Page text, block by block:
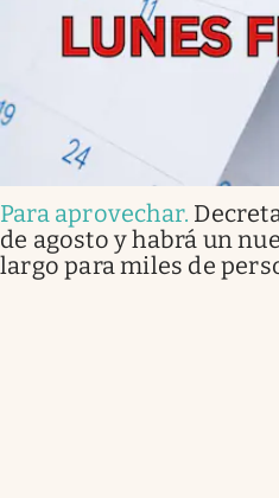
Para aprovechar.
de agosto y habrá un
largo para miles de